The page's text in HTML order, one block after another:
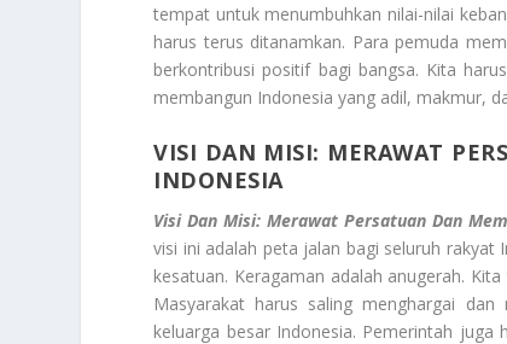
tempat untuk menumbuhkan nilai-nilai
harus terus ditanamkan. Para pemuda
berkontribusi positif bagi bangsa. Kita
membangun Indonesia yang adil, makmur,
VISI DAN MISI: MERAWAT
INDONESIA
Visi Dan Misi: Merawat Persatuan Dan
visi ini adalah peta jalan bagi seluruh rakyat
kesatuan. Keragaman adalah anugerah.
Masyarakat harus saling menghargai
keluarga besar Indonesia. Pemerintah